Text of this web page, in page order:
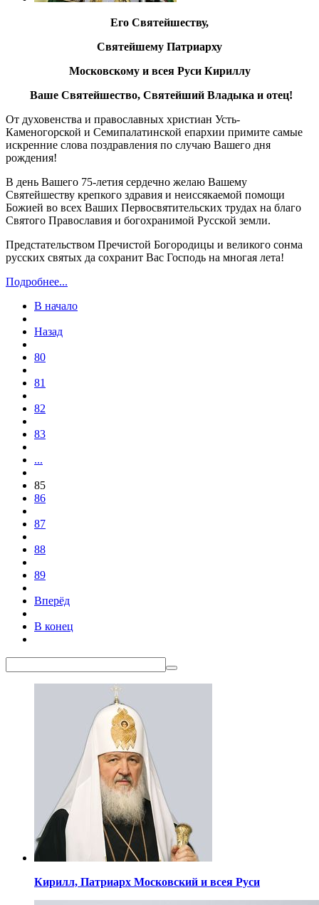
Его Святейшеству,
Святейшему Патриарху
Московскому и всея Руси Кириллу
Ваше Святейшество, Святейший Владыка и отец!
От духовенства и православных христиан Усть-
Каменогорской и Семипалатинской епархии примите самые
искренние слова поздравления по случаю Вашего дня
рождения!
В день Вашего 75-летия сердечно желаю Вашему
Святейшеству крепкого здравия и неиссякаемой помощи
Божией во всех Ваших Первосвятительских трудах на благо
Святого Православия и богохранимой Русской земли.
Предстательством Пречистой Богородицы и великого сонма
русских святых да сохранит Вас Господь на многая лета!
Подробнее...
В начало
Назад
80
81
82
83
...
85
86
87
88
89
Вперёд
В конец
Кирилл, Патриарх Московский и всея Руси